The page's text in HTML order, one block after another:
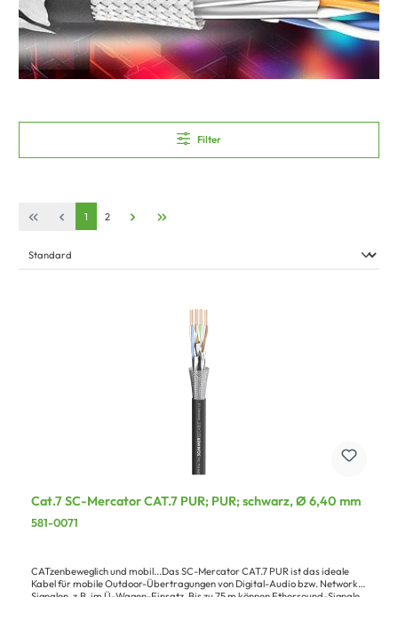
Filter
1 2
Cat.7 SC-Mercator CAT.7 PUR; PUR; schwarz, Ø 6,40 mm
581-0071
CATzenbeweglich und mobil...Das SC-Mercator CAT.7 PUR ist das ideale
Kabel für mobile Outdoor-Übertragungen von Digital-Audio bzw. Network-
Signalen, z.B. im Ü-Wagen-Einsatz. Bis zu 75 m können Ethersound-Signale